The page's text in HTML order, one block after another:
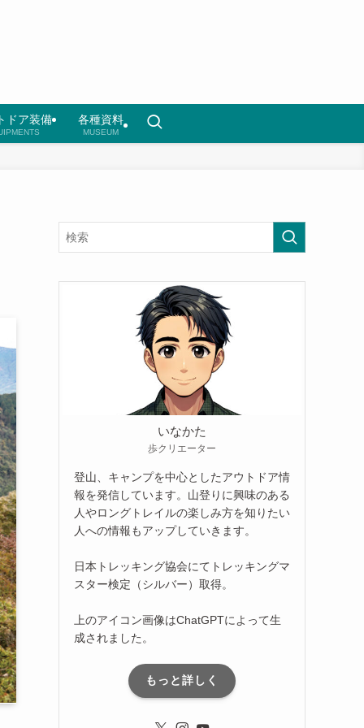
ドア装備 各種資料
MUSEUM
いなかた
歩クリエーター
登山、キャンプを中心としたアウトドア情
報を発信しています。山登りに興味のある
人やロングトレイルの楽しみ方を知りたい
人への情報もアップしていきます。
日本トレッキング協会にてトレッキングマ
スター検定（シルバー）取得。
上のアイコン画像はChatGPTによって生
成されました。
もっと詳しく